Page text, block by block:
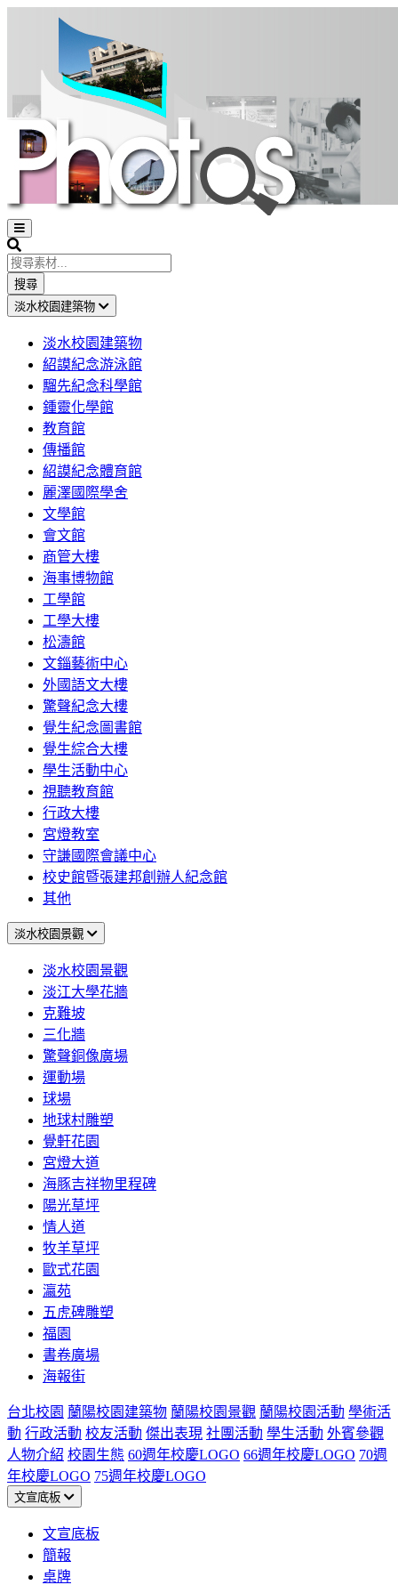
Open
sidebar
Search
搜尋
淡水校園建築物
淡水校園建築物
紹謨紀念游泳館
騮先紀念科學館
鍾靈化學館
教育館
傳播館
紹謨紀念體育館
麗澤國際學舍
文學館
會文館
商管大樓
海事博物館
工學館
工學大樓
松濤館
文錙藝術中心
外國語文大樓
驚聲紀念大樓
覺生紀念圖書館
覺生綜合大樓
學生活動中心
視聽教育館
行政大樓
宮燈教室
守謙國際會議中心
校史館暨張建邦創辦人紀念館
其他
淡水校園景觀
淡水校園景觀
淡江大學花牆
克難坡
三化牆
驚聲銅像廣場
運動場
球場
地球村雕塑
覺軒花園
宮燈大道
海豚吉祥物里程碑
陽光草坪
情人道
牧羊草坪
歐式花園
瀛苑
五虎碑雕塑
福園
書卷廣場
海報街
台北校園 蘭陽校園建築物 蘭陽校園景觀 蘭陽校園活動 學術活
動 行政活動 校友活動 傑出表現 社團活動 學生活動 外賓參觀
人物介紹 校園生態 60週年校慶LOGO 66週年校慶LOGO 70週
年校慶LOGO 75週年校慶LOGO
文宣底板
文宣底板
簡報
桌牌